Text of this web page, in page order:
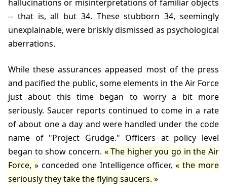
hallucinations or misinterpretations of familiar objects
-- that is, all but 34. These stubborn 34, seemingly
unexplainable, were briskly dismissed as psychological
aberrations.
While these assurances appeased most of the press
and pacified the public, some elements in the Air Force
just about this time began to worry a bit more
seriously. Saucer reports continued to come in a rate
of about one a day and were handled under the code
name of "Project Grudge." Officers at policy level
began to show concern.
The higher you go in the Air
Force,
conceded one Intelligence officer,
the more
seriously they take the flying saucers.